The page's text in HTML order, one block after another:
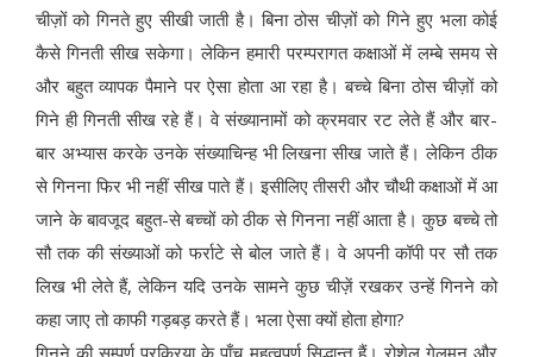
चीज़ों को गिनते हुए सीखी जाती है। बिना ठोस चीज़ों को गिने हुए भला कोई
कैसे गिनती सीख सकेगा। लेकिन हमारी परम्परागत कक्षाओं में लम्बे समय से
और बहुत व्यापक पैमाने पर ऐसा होता आ रहा है। बच्चे बिना ठोस चीज़ों को
गिने ही गिनती सीख रहे हैं। वे संख्यानामों को क्रमवार रट लेते हैं और बार-
बार अभ्यास करके उनके संख्याचिन्ह भी लिखना सीख जाते हैं। लेकिन ठीक
से गिनना फिर भी नहीं सीख पाते हैं। इसीलिए तीसरी और चौथी कक्षाओं में आ
जाने के बावजूद बहुत-से बच्चों को ठीक से गिनना नहीं आता है। कुछ बच्चे तो
सौ तक की संख्याओं को फर्राटे से बोल जाते हैं। वे अपनी कॉपी पर सौ तक
लिख भी लेते हैं, लेकिन यदि उनके सामने कुछ चीज़ें रखकर उन्हें गिनने को
कहा जाए तो काफी गड़बड़ करते हैं। भला ऐसा क्यों होता होगा?